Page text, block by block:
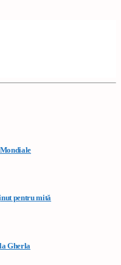
pentru mită
Gherla